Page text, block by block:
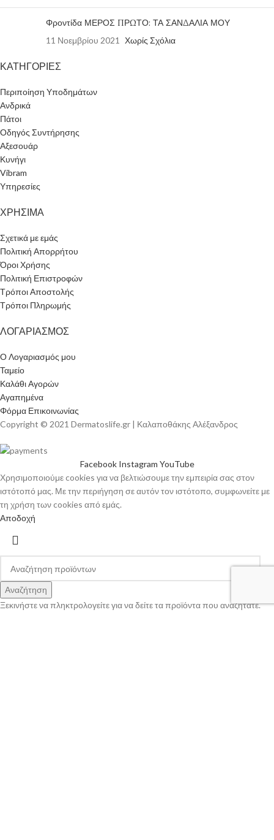
Φροντίδα ΜΕΡΟΣ ΠΡΩΤΟ: ΤΑ ΣΑΝΔΑΛΙΑ ΜΟΥ
11 Νοεμβρίου 2021 Χωρίς Σχόλια
ΚΑΤΗΓΟΡΙΕΣ
Περιποίηση Υποδημάτων
Ανδρικά
Πάτοι
Οδηγός Συντήρησης
Αξεσουάρ
Κυνήγι
Vibram
Υπηρεσίες
ΧΡΗΣΙΜΑ
Σχετικά με εμάς
Πολιτική Απορρήτου
Όροι Χρήσης
Πολιτική Επιστροφών
Τρόποι Αποστολής
Τρόποι Πληρωμής
ΛΟΓΑΡΙΑΣΜΟΣ
Ο Λογαριασμός μου
Ταμείο
Καλάθι Αγορών
Αγαπημένα
Φόρμα Επικοινωνίας
Copyright © 2021 Dermatoslife.gr | Καλαποθάκης Αλέξανδρος
Facebook Instagram YouTube
Χρησιμοποιούμε cookies για να βελτιώσουμε την εμπειρία σας στον
ιστότοπό μας. Με την περιήγηση σε αυτόν τον ιστότοπο, συμφωνείτε με
τη χρήση των cookies από εμάς.
Αποδοχή
Αναζήτηση
Ξεκινήστε να πληκτρολογείτε για να δείτε τα προϊόντα που αναζητάτε.